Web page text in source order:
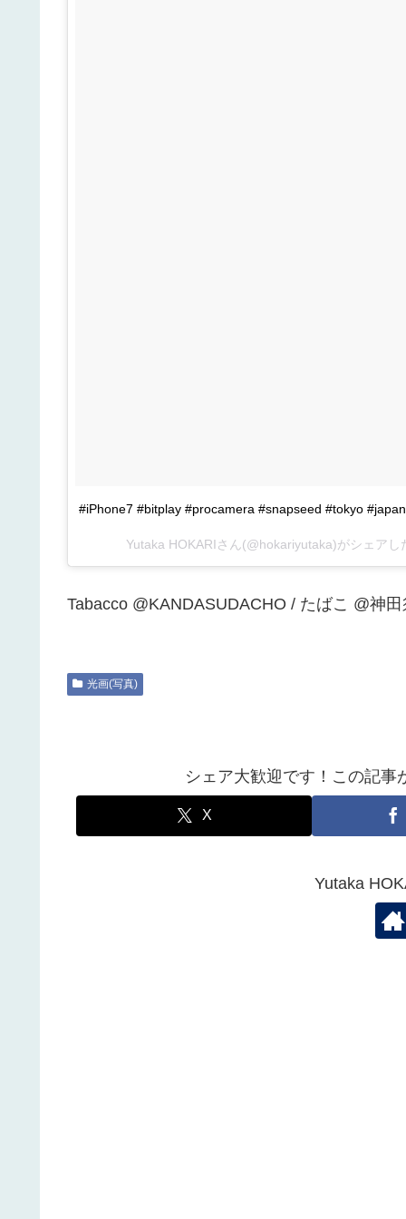
#iPhone7 #bitplay #procamera #snapseed #tokyo
Yutaka HOKARIさん(@hokariyutaka)がシェア
Tabacco @KANDASUDACHO / たばこ @神
光画(写真)
シェア大歓迎です！この記事
X
Yutaka